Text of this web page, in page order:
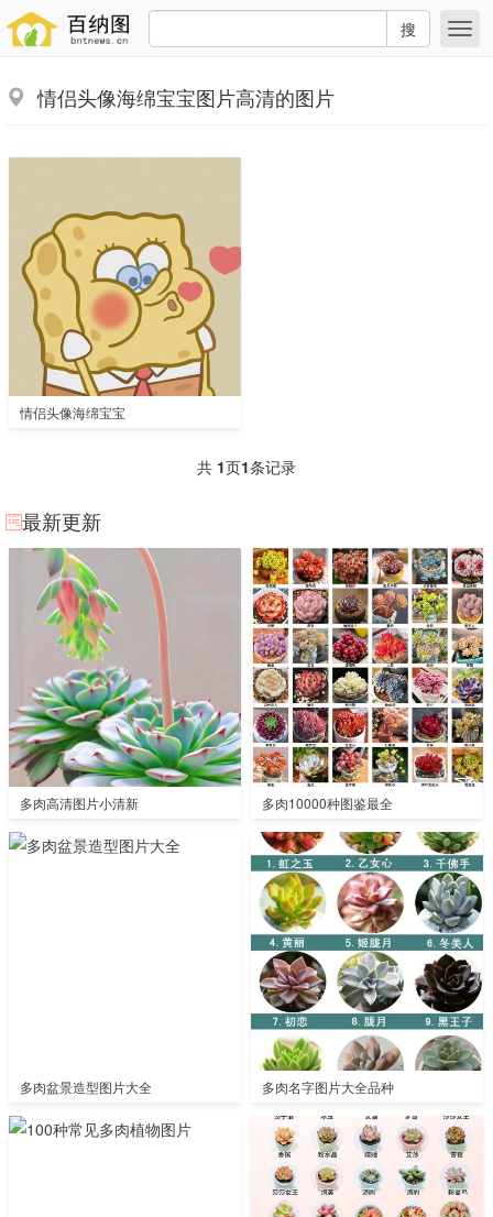
搜
情侣头像海绵宝宝图片高清的图片
情侣头像海绵宝宝
共 1页1条记录
最新更新
多肉高清图片小清新 多肉10000种图鉴最全
多肉盆景造型图片大全 多肉名字图片大全品种